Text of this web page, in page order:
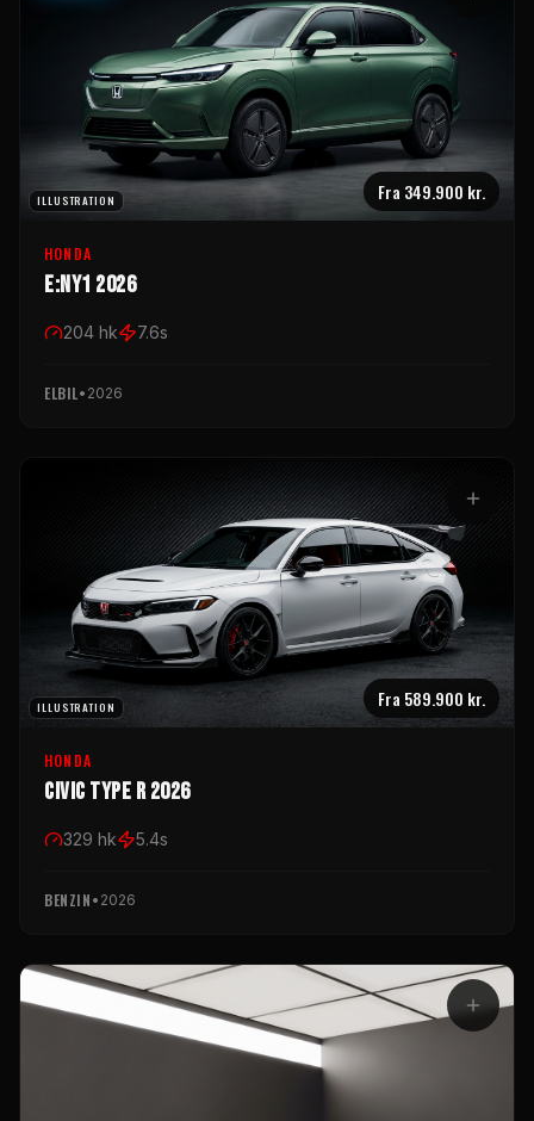
ILLUSTRATION Fra 349.900 kr.
HONDA
e:Ny1 2026
204 hk 7.6s
ELBIL• 2026
ILLUSTRATION Fra 589.900 kr.
HONDA
Civic Type R 2026
329 hk 5.4s
BENZIN • 2026